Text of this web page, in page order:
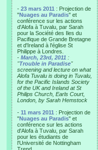
- 23 mars 2011 : Projection de
"Nuages au Paradis" et
conférence sur les actions
d'Alofa à Tuvalu, par Sarah
pour la Société des Iles du
Pacifique de Grande Bretagne
et d'Ireland à l'église St
Philippe à Londres.
- March, 23rd, 2011 :
"Trouble in Paradise"
screening and lecture on what
Alofa Tuvalu is doing in Tuvalu,
for the Pacific Islands Society
of the UK and Ireland at St
Philips Church, Earls Court,
London, by Sarah Hemstock
- 11 mars 2011 : Projection de
"Nuages au Paradis" et
conférence sur les actions
d'Alofa à Tuvalu, par Sarah
pour les étudiants de
l'Université de Nottingham